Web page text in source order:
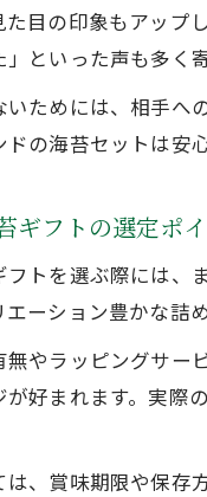
目の印象もアップ
といった声も多く
ためには、相手へ
の海苔セットは安
ギフトの選定ポ
トを選ぶ際には、
ーション豊かな詰
無やラッピングサー
好まれます。実際
、賞味期限や保存